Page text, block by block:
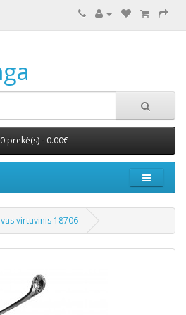
0 prekė(s) - 0.00€
virtuvinis 18706